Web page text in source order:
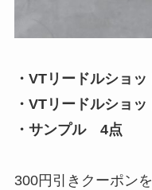
・VTリードルショ
・VTリードルショ
・サンプル 4点
300円引きクーポン